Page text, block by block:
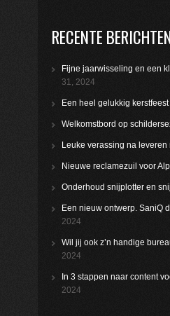
RECENTE
Fijne jaarwisseling en een
31, 2024
Een heel gelukkig kerstfeest
Welkomstbord op
Leuke verassing na leveren
Nieuwe reclamezuil voor
Onderhoud snijplotter en
Een nieuw ontwerp. SaniQ
2024
Wil jij ook z’n handige
2024
In 3 stappen naar content
2024